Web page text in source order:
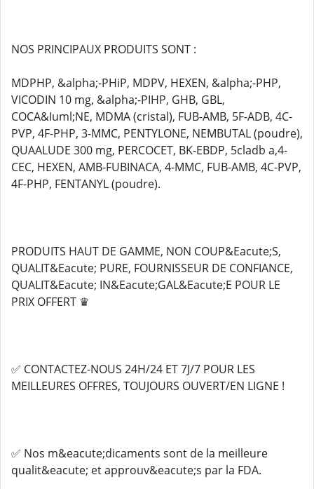
NOS PRINCIPAUX PRODUITS SONT :
MDPHP, &alpha;-PHiP, MDPV, HEXEN, &alpha;-PHP,
VICODIN 10 mg, &alpha;-PIHP, GHB, GBL,
COCA&Iuml;NE, MDMA (cristal), FUB-AMB, 5F-ADB, 4C-
PVP, 4F-PHP, 3-MMC, PENTYLONE, NEMBUTAL (poudre),
QUAALUDE 300 mg, PERCOCET, BK-EBDP, 5cladb a,4-
CEC, HEXEN, AMB-FUBINACA, 4-MMC, FUB-AMB, 4C-PVP,
4F-PHP, FENTANYL (poudre).
PRODUITS HAUT DE GAMME, NON COUP&Eacute;S,
QUALIT&Eacute; PURE, FOURNISSEUR DE CONFIANCE,
QUALIT&Eacute; IN&Eacute;GAL&Eacute;E POUR LE
PRIX OFFERT ♛
✅ CONTACTEZ-NOUS 24H/24 ET 7J/7 POUR LES
MEILLEURES OFFRES, TOUJOURS OUVERT/EN LIGNE !
✅ Nos m&eacute;dicaments sont de la meilleure
qualit&eacute; et approuv&eacute;s par la FDA.